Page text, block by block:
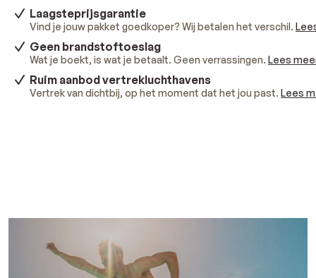
Laagsteprijsgarantie
Vind je jouw pakket goedkoper? Wij betalen het verschil.
Geen brandstoftoeslag
Wat je boekt, is wat je betaalt. Geen verrassingen. Lees
Ruim aanbod vertrekluchthavens
Vertrek van dichtbij, op het moment dat het jou past. Lees